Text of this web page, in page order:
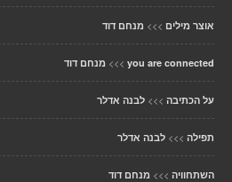
אוצר מילים >>> מנחם דוד
you are connected
>>> מנחם דוד
על הכתיבה >>> לבנה אדלר
תפילה >>> לבנה אדלר
השתחוויה >>> מנחם דוד